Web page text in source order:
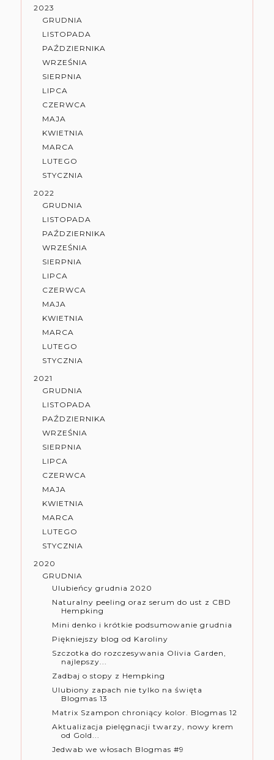
2023
GRUDNIA
LISTOPADA
PAŹDZIERNIKA
WRZEŚNIA
SIERPNIA
LIPCA
CZERWCA
MAJA
KWIETNIA
MARCA
LUTEGO
STYCZNIA
2022
GRUDNIA
LISTOPADA
PAŹDZIERNIKA
WRZEŚNIA
SIERPNIA
LIPCA
CZERWCA
MAJA
KWIETNIA
MARCA
LUTEGO
STYCZNIA
2021
GRUDNIA
LISTOPADA
PAŹDZIERNIKA
WRZEŚNIA
SIERPNIA
LIPCA
CZERWCA
MAJA
KWIETNIA
MARCA
LUTEGO
STYCZNIA
2020
GRUDNIA
Ulubieńcy grudnia 2020
Naturalny peeling oraz serum do ust z CBD
Hempking
Mini denko i krótkie podsumowanie grudnia
Piękniejszy blog od Karoliny
Szczotka do rozczesywania Olivia Garden,
najlepszy...
Zadbaj o stopy z Hempking
Ulubiony zapach nie tylko na święta
Blogmas 13
Matrix Szampon chroniący kolor. Blogmas 12
Aktualizacja pielęgnacji twarzy, nowy krem
od Gold...
Jedwab we włosach Blogmas #9